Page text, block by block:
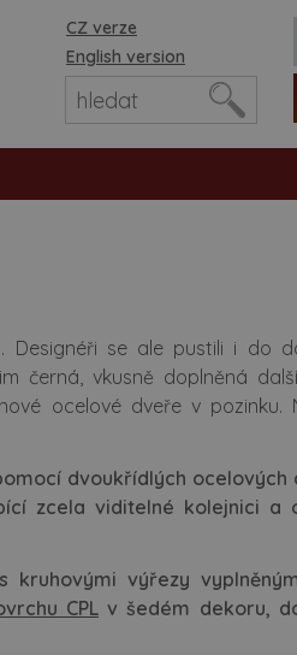
CZ verze
English version
otvorů
Designéři se ale pustili i do
černá, vkusně doplněná
ocelové dveře v
dvoukřídlých ocelových
zcela viditelné kolejnici a
výřezy
CPLv šedém dekoru,